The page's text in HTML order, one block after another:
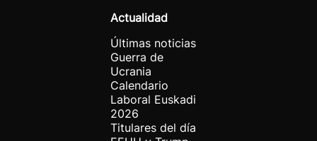
Actualidad
Últimas noticias
Guerra de
Ucrania
Calendario
Laboral Euskadi
2026
Titulares del día